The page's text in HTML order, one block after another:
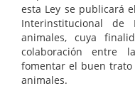
esta Ley se publicará
Interinstitucional de
animales, cuya
colaboración entre
fomentar el buen trato
animales.